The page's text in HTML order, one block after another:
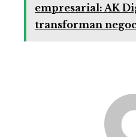
empresarial: AK
transforman